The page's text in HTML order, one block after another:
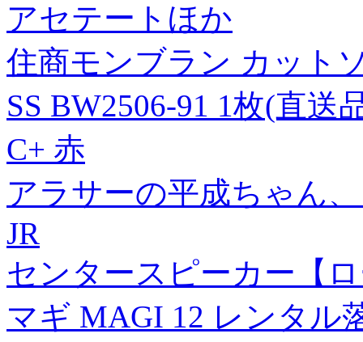
アセテートほか
住商モンブラン カット
SS BW2506-91 1枚(直送
C+ 赤
アラサーの平成ちゃん
JR
センタースピーカー【
マギ MAGI 12 レンタル